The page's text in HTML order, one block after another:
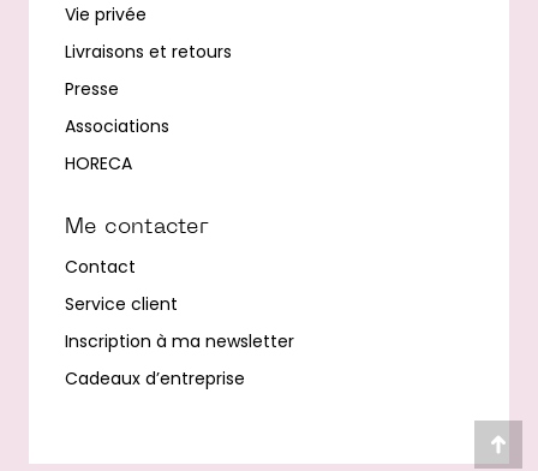
Vie privée
Livraisons et retours
Presse
Associations
HORECA
Me contacter
Contact
Service client
Inscription à ma newsletter
Cadeaux d’entreprise